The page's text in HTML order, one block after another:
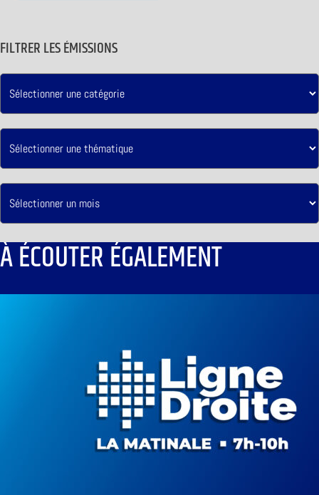
FILTRER LES ÉMISSIONS
À ÉCOUTER ÉGALEMENT